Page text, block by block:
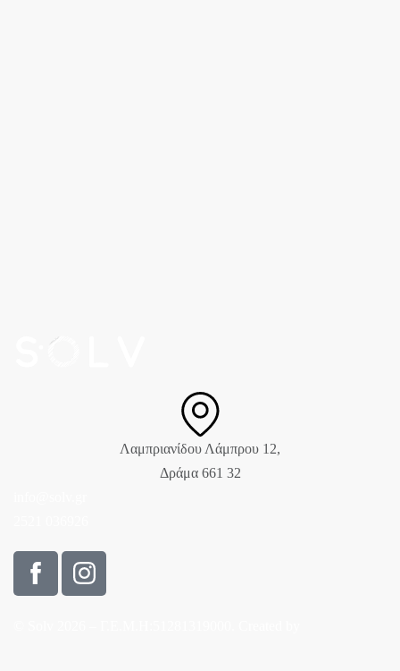
Λαμπριανίδου Λάμπρου 12,
Δράμα 661 32